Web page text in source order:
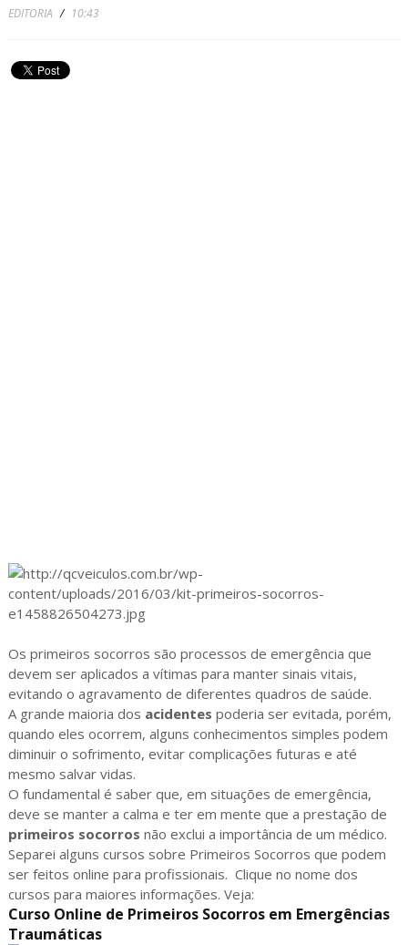
EDITORIA / 10:43
Os primeiros socorros são processos de emergência que
devem ser aplicados a vítimas para manter sinais vitais,
evitando o agravamento de diferentes quadros de saúde.
A grande maioria dos acidentes poderia ser evitada, porém,
quando eles ocorrem, alguns conhecimentos simples podem
diminuir o sofrimento, evitar complicações futuras e até
mesmo salvar vidas.
O fundamental é saber que, em situações de emergência,
deve se manter a calma e ter em mente que a prestação de
primeiros socorros não exclui a importância de um médico.
Separei alguns cursos sobre Primeiros Socorros que podem
ser feitos online para profissionais. Clique no nome dos
cursos para maiores informações. Veja:
Curso Online de Primeiros Socorros em Emergências
Traumáticas